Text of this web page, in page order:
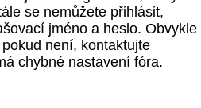
se nemůžete přihlásit,
jméno a heslo. Obvykle
není, kontaktujte
chybné nastavení fóra.